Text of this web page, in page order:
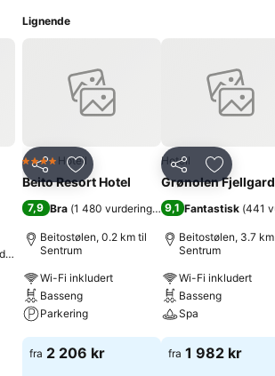
)
Lignende
Del Legg til i favoritter
4 StjernerHotell
Beito Resort Hotel
7,9 Bra (1 480 vurderinger)
Beitostølen, 0.2 km til
Sentrum
Wi-Fi inkludert
Basseng
Parkering
Se priser
fra 2 206 kr
Del Legg til
Hotell
Grønolen Fjellgard
9,1 Fantastisk (441
Beitostølen, 3.7
Sentrum
Wi-Fi inkludert
Basseng
Spa
Se priser
fra 1 982 kr